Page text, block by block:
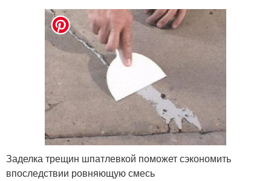
Заделка трещин шпатлевкой поможет сэкономить
впоследствии ровняющую смесь